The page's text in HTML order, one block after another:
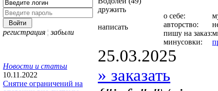
регистрация ¦ забыли
Новости и статьи
10.11.2022
Снятие ограничений на
дружить
написать
о себе:
авторство:
пишу на заказ:
минусовки:
25.03.2025
» заказать